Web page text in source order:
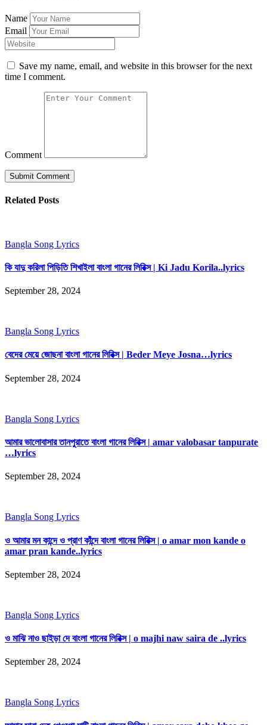
Name
Email
Save my name, email, and website in this browser for the next
time I comment.
Comment
Related Posts
Bangla Song Lyrics
কি যাদু করিলা পিড়িতি শিখাইলা বাংলা গানের লিরিক্স | Ki Jadu Korila..lyrics
September 28, 2024
Bangla Song Lyrics
বেদের মেয়ে জোছনা বাংলা গানের লিরিক্স | Beder Meye Josna…lyrics
September 28, 2024
Bangla Song Lyrics
আমার ভালোবাসার তানপুরাতে বাংলা গানের লিরিক্স | amar valobasar tanpurate
…lyrics
September 28, 2024
Bangla Song Lyrics
ও আমার মন কান্দে ও প্রাণ কাঁন্দে বাংলা গানের লিরিক্স | o amar mon kande o
amar pran kande..lyrics
September 28, 2024
Bangla Song Lyrics
ও মাঝি নাও ছাইড়া দে বাংলা গানের লিরিক্স | o majhi naw saira de ..lyrics
September 28, 2024
Bangla Song Lyrics